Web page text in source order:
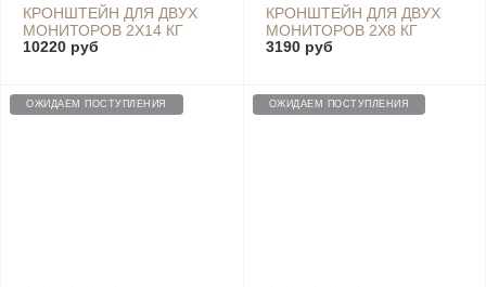
КРОНШТЕЙН ДЛЯ ДВУХ
МОНИТОРОВ 2Х14 КГ
27"-35" VESA 100X100
10220 руб
КРОНШТЕЙН ДЛЯ ДВУХ
МОНИТОРОВ 2Х8 КГ
17"-32" VESA 100X100
3190 руб
ОЖИДАЕМ ПОСТУПЛЕНИЯ ОЖИДАЕМ ПОСТУПЛЕНИЯ